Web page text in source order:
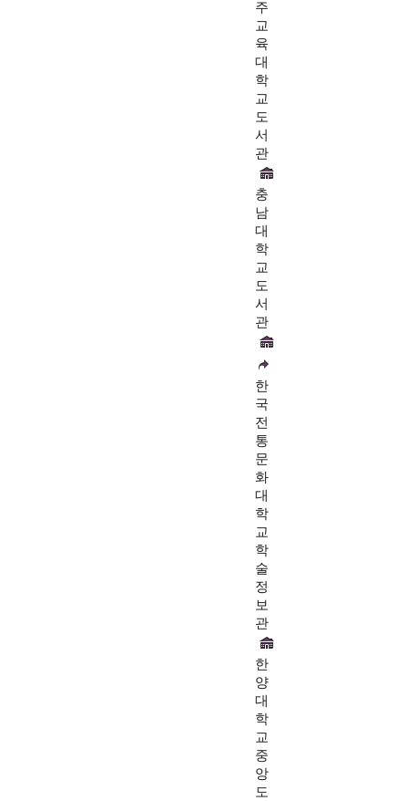
주
교
육
대
학
교
도
서
관
충
남
대
학
교
도
서
관
한
국
전
통
문
화
대
학
교
학
술
정
보
관
한
양
대
학
교
중
앙
도